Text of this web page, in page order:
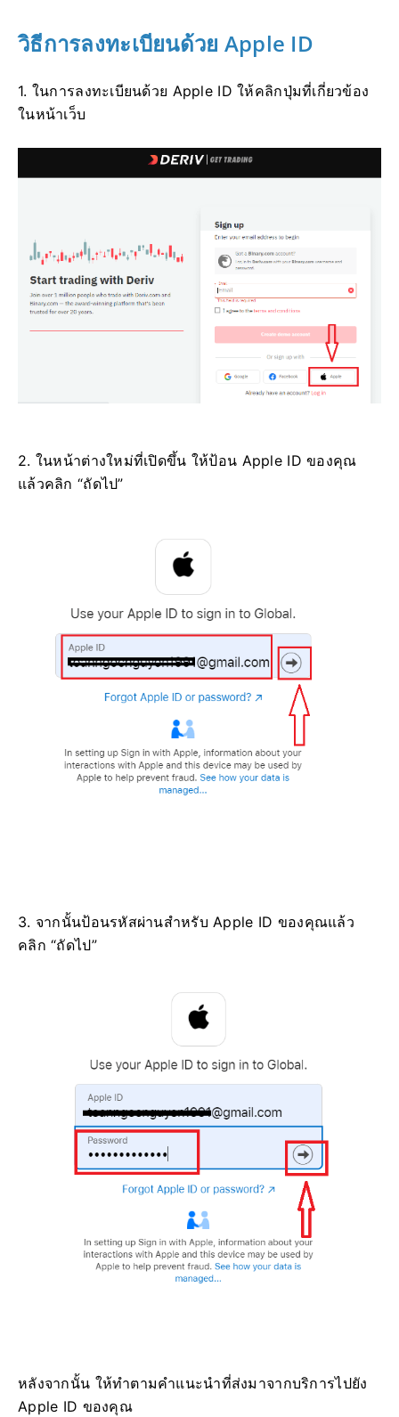
วิธีการลงทะเบียนด้วย Apple ID
1. ในการลงทะเบียนด้วย Apple ID ให้คลิกปุ่มที่เกี่ยวข้อง
ในหน้าเว็บ
2. ในหน้าต่างใหม่ที่เปิดขึ้น ให้ป้อน Apple ID ของคุณ
แล้วคลิก “ถัดไป”
3. จากนั้นป้อนรหัสผ่านสำหรับ Apple ID ของคุณแล้ว
คลิก “ถัดไป”
หลังจากนั้น ให้ทำตามคำแนะนำที่ส่งมาจากบริการไปยัง
Apple ID ของคุณ